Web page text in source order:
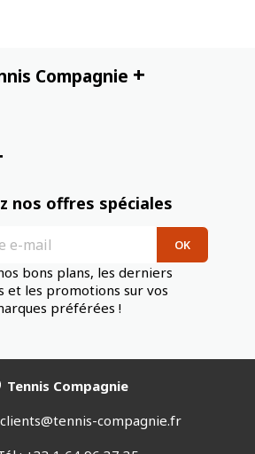
Compagnie +
nos offres spéciales
bons plans, les derniers
et les promotions sur vos
préférées !
Tennis Compagnie
compagnie.fr